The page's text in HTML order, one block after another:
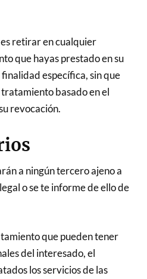
retirar en cualquier
que hayas prestado en su
específica, sin que
basado en el
revocación.
a ningún tercero ajeno a
o se te informe de ello de
que pueden tener
del interesado, el
los servicios de las